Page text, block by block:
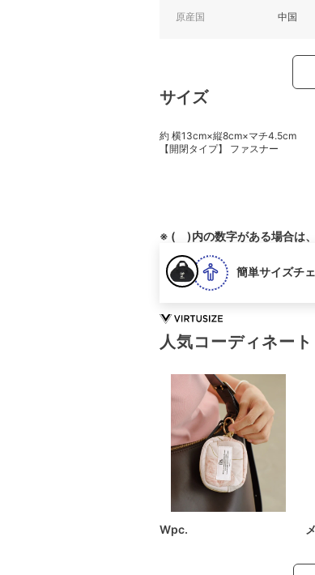
原産国 中国
サイズ
約 横13cm×縦8cm×マチ4.5cm
【開閉タイプ】 ファスナー
※ ( )内の数字がある場合は、
簡単サイズチ
人気コーディネート
Wpc.